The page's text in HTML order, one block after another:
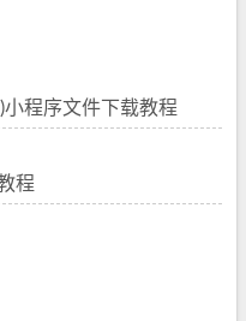
程序文件下载教程
程